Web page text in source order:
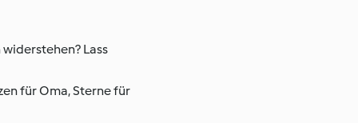
Lass
für Oma, Sterne für